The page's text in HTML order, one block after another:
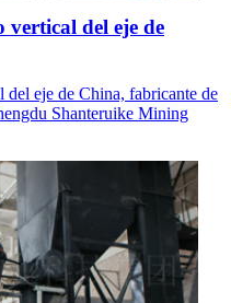
del eje de
eje de China, fabricante de
Shanteruike Mining